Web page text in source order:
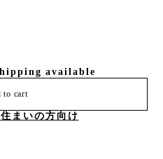
available
to cart
まいの方向け